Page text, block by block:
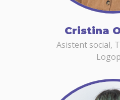
Cristina
Asistent social,